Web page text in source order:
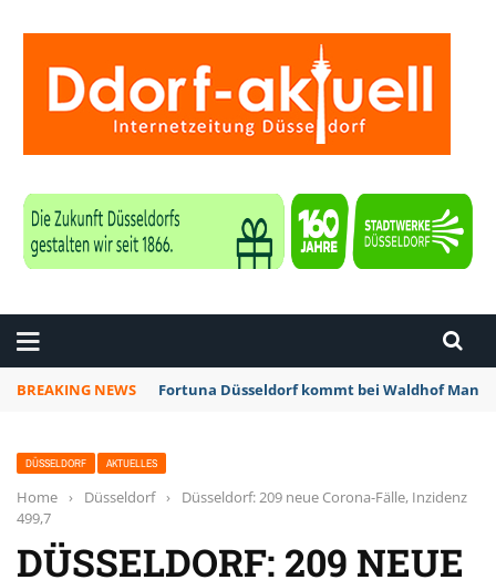
BREAKING NEWS Fortuna Düsseldorf kommt bei Waldhof
DÜSSELDORF AKTUELLES
Home › Düsseldorf ›
Düsseldorf: 209 neue Corona-Fälle, Inzidenz
499,7
DÜSSELDORF: 209 NEUE